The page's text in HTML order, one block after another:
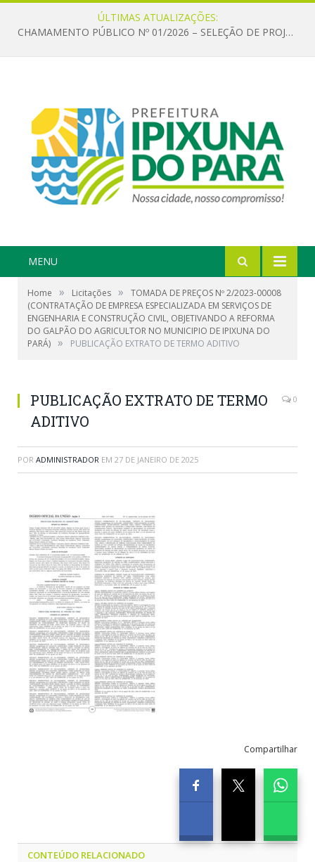
ÚLTIMAS ATUALIZAÇÕES:
CHAMAMENTO PÚBLICO Nº 01/2026 – SELEÇÃO DE PROJETOS PARA FIRMAR TERMO DE EXECUÇÃO CULTURAL COM RECURSOS DA POLÍTICA NACIONAL ALDIR BLANC DE FOMENTO À CULTURA – PNAB (LEI Nº 14.399/2022)
MENU
Home » Licitações »
TOMADA DE PREÇOS Nº 2/2023-00008
(CONTRATAÇÃO DE EMPRESA ESPECIALIZADA EM SERVIÇOS DE
ENGENHARIA E CONSTRUÇÃO CIVIL, OBJETIVANDO A REFORMA
DO GALPÃO DO AGRICULTOR NO MUNICIPIO DE IPIXUNA DO
PARÁ) » PUBLICAÇÃO EXTRATO DE TERMO ADITIVO
PUBLICAÇÃO EXTRATO DE TERMO
ADITIVO
0
POR ADMINISTRADOR EM 27 DE JANEIRO DE 2025
Compartilhar
CONTEÚDO RELACIONADO